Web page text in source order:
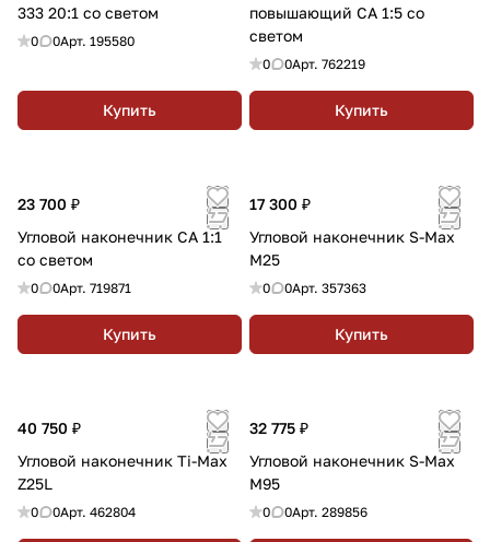
333 20:1 со светом
0 0Арт. 195580
Купить
повышающий СА 1:5 со
светом
0 0Арт. 762219
Купить
23 700 ₽
Угловой наконечник СА 1:1
со светом
0 0Арт. 719871
Купить
17 300 ₽
Угловой наконечник S-Max
M25
0 0Арт. 357363
Купить
40 750 ₽
Угловой наконечник Ti-Max
Z25L
0 0Арт. 462804
32 775 ₽
Угловой наконечник S-Max
M95
0 0Арт. 289856